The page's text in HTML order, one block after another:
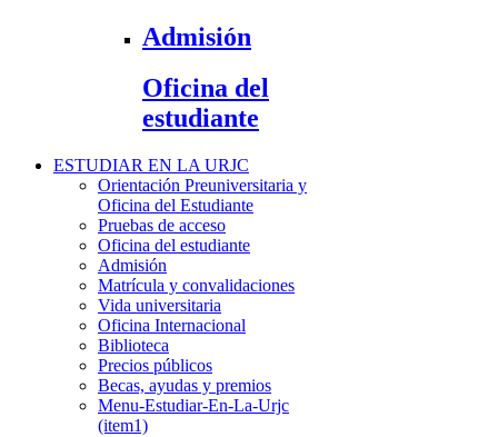
Admisión
Oficina del
estudiante
ESTUDIAR EN LA URJC
Orientación Preuniversitaria y
Oficina del Estudiante
Pruebas de acceso
Oficina del estudiante
Admisión
Matrícula y convalidaciones
Vida universitaria
Oficina Internacional
Biblioteca
Precios públicos
Becas, ayudas y premios
Menu-Estudiar-En-La-Urjc
(item1)